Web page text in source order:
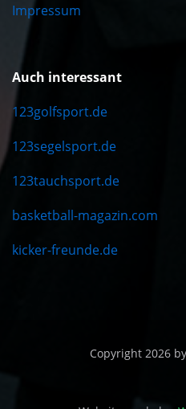
Impressum
Auch interessant
123golfsport.de
123segelsport.de
123tauchsport.de
basketball-magazin.com
kicker-freunde.de
Copyright 2026